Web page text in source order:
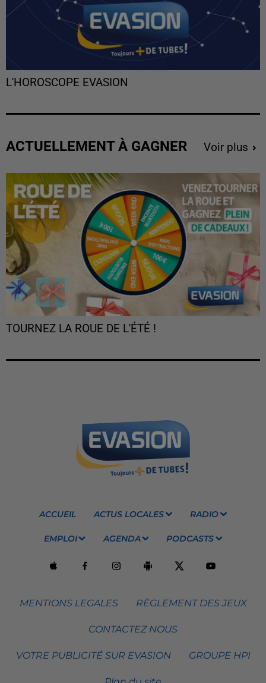
L'HOROSCOPE EVASION
ACTUELLEMENT À GAGNER Voir plus
TOURNEZ LA ROUE DE L'ÉTÉ !
ACCUEIL ACTUS LOCALES RADIO
EMPLOI AGENDA PODCASTS
MENTIONS LEGALES RÈGLEMENT DES JEUX
CONTACTEZ NOUS
VOTRE PUBLICITÉ SUR EVASION GROUPE HPI